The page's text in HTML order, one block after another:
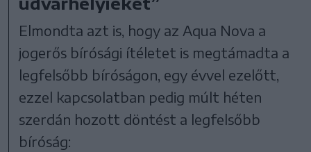
Elmondta azt is, hogy az Aqua Nova a
jogerős bírósági ítéletet is megtámadta a
legfelsőbb bíróságon, egy évvel ezelőtt,
ezzel kapcsolatban pedig múlt héten
szerdán hozott döntést a legfelsőbb
bíróság: